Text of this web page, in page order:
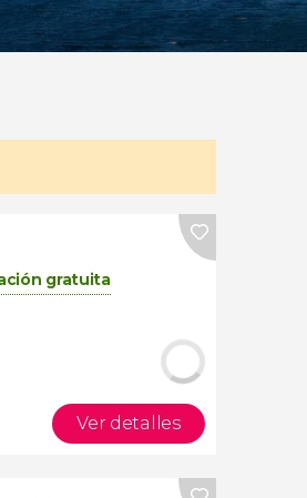
gratuita
Ver detalles